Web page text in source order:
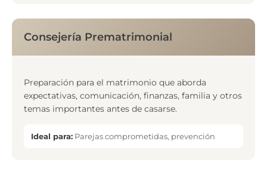
Consejería Prematrimonial
Preparación para el matrimonio que aborda
expectativas, comunicación, finanzas, familia y otros
temas importantes antes de casarse.
Ideal para: Parejas comprometidas, prevención